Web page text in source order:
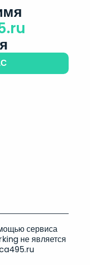
сервиса
не является